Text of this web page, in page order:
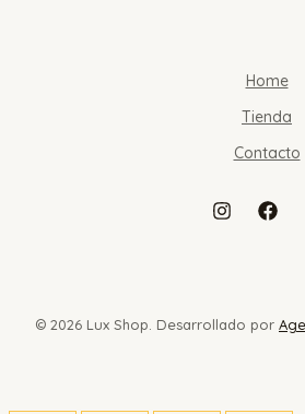
Home
Tienda
Contacto
© 2026 Lux Shop. Desarrollado por